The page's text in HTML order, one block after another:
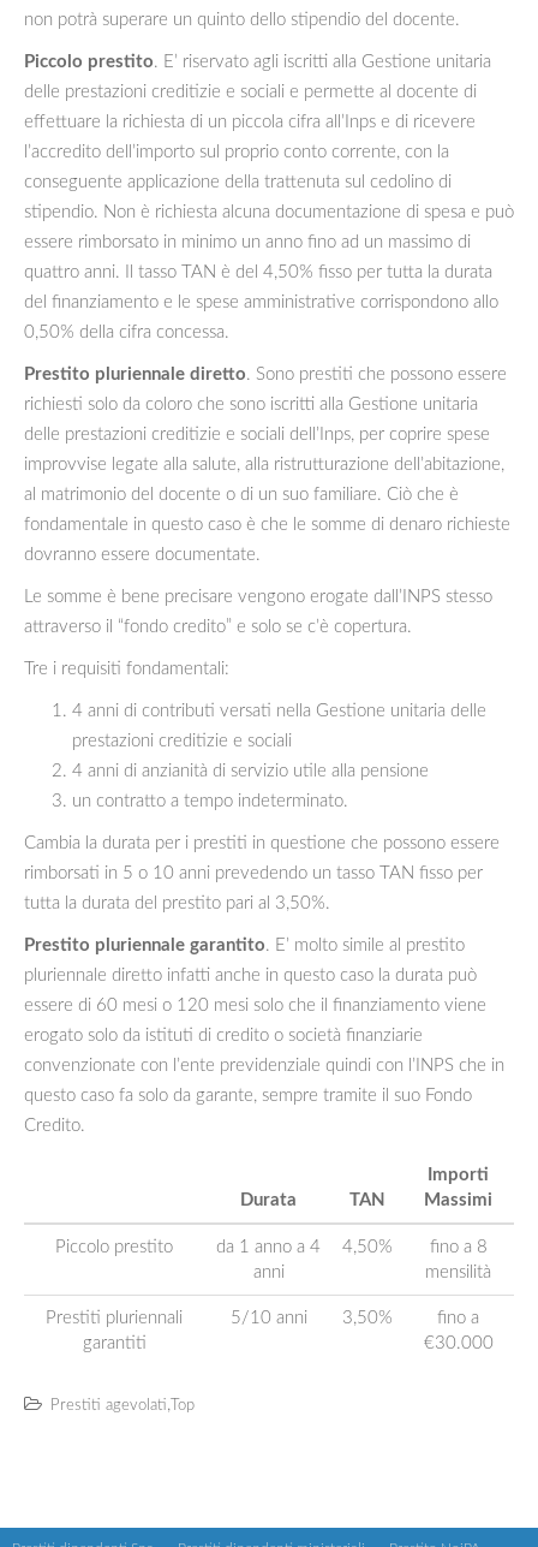
non potrà superare un quinto dello stipendio del docente.
Piccolo prestito. E’ riservato agli iscritti alla Gestione unitaria
delle prestazioni creditizie e sociali e permette al docente di
effettuare la richiesta di un piccola cifra all’Inps e di ricevere
l’accredito dell’importo sul proprio conto corrente, con la
conseguente applicazione della trattenuta sul cedolino di
stipendio. Non è richiesta alcuna documentazione di spesa e può
essere rimborsato in minimo un anno fino ad un massimo di
quattro anni. Il tasso TAN è del 4,50% fisso per tutta la durata
del finanziamento e le spese amministrative corrispondono allo
0,50% della cifra concessa.
Prestito pluriennale diretto. Sono prestiti che possono essere
richiesti solo da coloro che sono iscritti alla Gestione unitaria
delle prestazioni creditizie e sociali dell’Inps, per coprire spese
improvvise legate alla salute, alla ristrutturazione dell’abitazione,
al matrimonio del docente o di un suo familiare. Ciò che è
fondamentale in questo caso è che le somme di denaro richieste
dovranno essere documentate.
Le somme è bene precisare vengono erogate dall’INPS stesso
attraverso il “fondo credito” e solo se c’è copertura.
Tre i requisiti fondamentali:
4 anni di contributi versati nella Gestione unitaria delle
prestazioni creditizie e sociali
4 anni di anzianità di servizio utile alla pensione
un contratto a tempo indeterminato.
Cambia la durata per i prestiti in questione che possono essere
rimborsati in 5 o 10 anni prevedendo un tasso TAN fisso per
tutta la durata del prestito pari al 3,50%.
Prestito pluriennale garantito. E’ molto simile al prestito
pluriennale diretto infatti anche in questo caso la durata può
essere di 60 mesi o 120 mesi solo che il finanziamento viene
erogato solo da istituti di credito o società finanziarie
convenzionate con l’ente previdenziale quindi con l’INPS che in
questo caso fa solo da garante, sempre tramite il suo Fondo
Credito.
Durata TAN
Importi
Massimi
Piccolo prestito
da 1 anno a 4
anni
4,50%
fino a 8
mensilità
Prestiti pluriennali
garantiti
5/10 anni 3,50%
fino a
€30.000
Prestiti agevolati, Top